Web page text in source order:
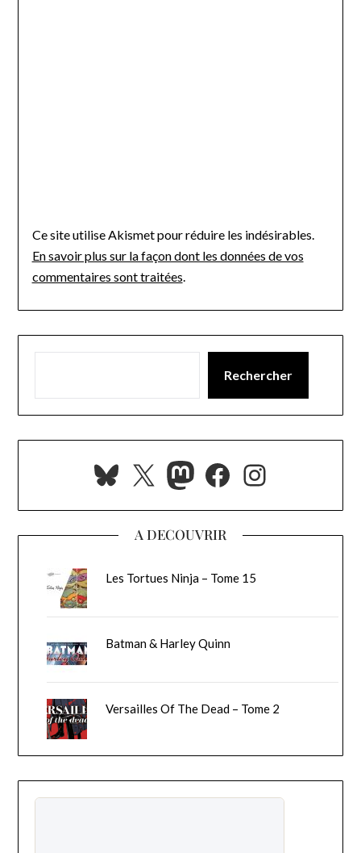
Ce site utilise Akismet pour réduire les indésirables.
En savoir plus sur la façon dont les données de vos
commentaires sont traitées
Rechercher
Bluesky
X Mastodon
Facebook
A DECOUVRIR
Les Tortues Ninja – Tome 15
Batman & Harley Quinn
Versailles Of The Dead – Tome 2